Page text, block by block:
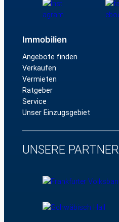
Immobilien
Angebote finden
Verkaufen
Vermieten
Ratgeber
Service
Unser Einzugsgebiet
UNSERE PARTNER